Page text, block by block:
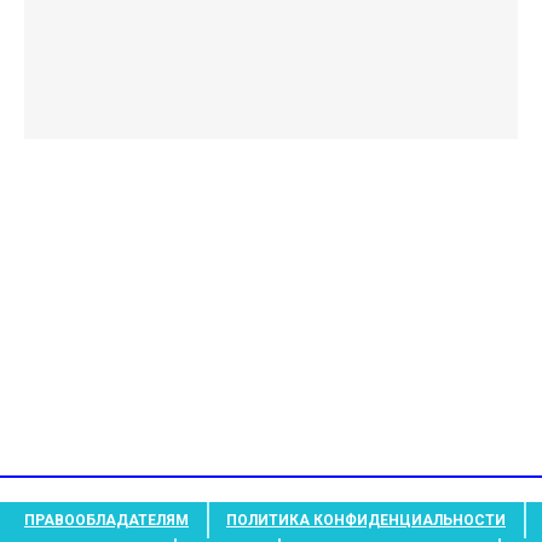
ПРАВООБЛАДАТЕЛЯМ ПОЛИТИКА КОНФИДЕНЦИАЛЬНОСТИ